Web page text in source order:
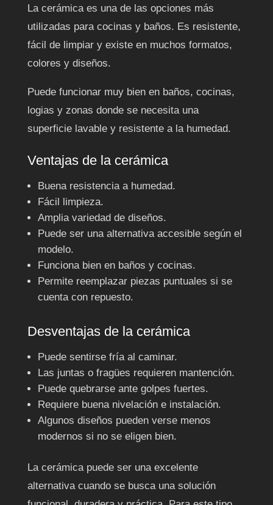
La cerámica es una de las opciones más
utilizadas para cocinas y baños. Es resistente,
fácil de limpiar y existe en muchos formatos,
colores y diseños.
Puede funcionar muy bien en baños, cocinas,
logias y zonas donde se necesita una
superficie lavable y resistente a la humedad.
Ventajas de la cerámica
Buena resistencia a humedad.
Fácil limpieza.
Amplia variedad de diseños.
Puede ser una alternativa accesible según el
modelo.
Funciona bien en baños y cocinas.
Permite reemplazar piezas puntuales si se
cuenta con repuesto.
Desventajas de la cerámica
Puede sentirse fría al caminar.
Las juntas o fragües requieren mantención.
Puede quebrarse ante golpes fuertes.
Requiere buena nivelación e instalación.
Algunos diseños pueden verse menos
modernos si no se eligen bien.
La cerámica puede ser una excelente
alternativa cuando se busca una solución